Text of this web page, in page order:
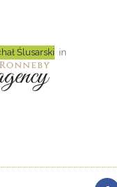
Ślusarski in